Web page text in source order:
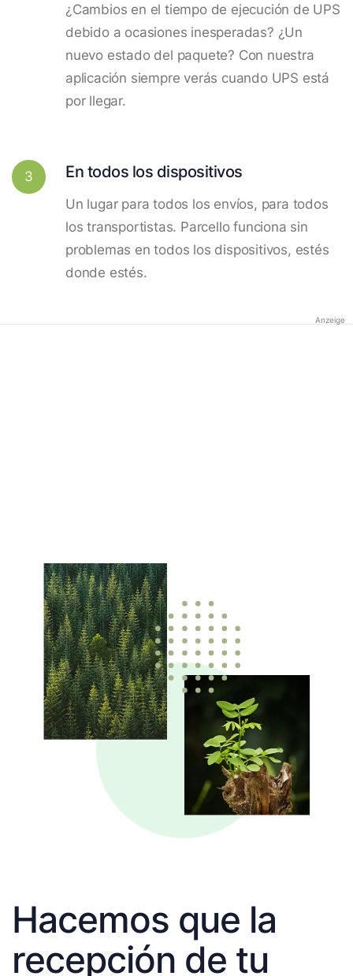
¿Cambios en el tiempo de ejecución de UPS
debido a ocasiones inesperadas? ¿Un
nuevo estado del paquete? Con nuestra
aplicación siempre verás cuando UPS está
por llegar.
3 En todos los dispositivos
Un lugar para todos los envíos, para todos
los transportistas. Parcello funciona sin
problemas en todos los dispositivos, estés
donde estés.
Anzeige
Hacemos que la
recepción de tu